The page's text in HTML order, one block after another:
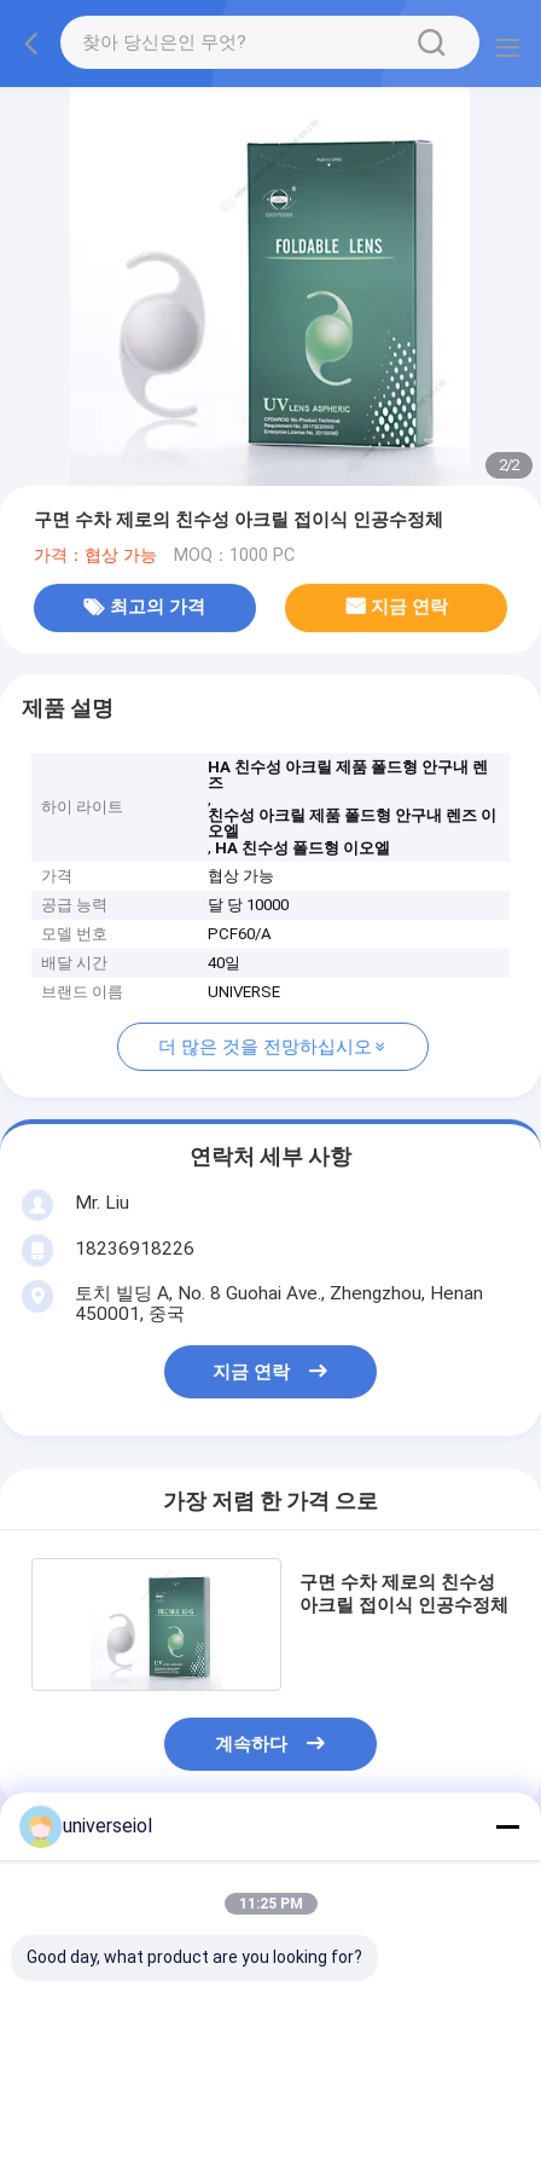
2/2
구면 수차 제로의 친수성 아크릴 접이식 인공수정체
가격：협상 가능 MOQ：1000 PC
최고의 가격 지금 연락
제품 설명
하이 라이트
HA 친수성 아크릴 제품 폴드형 안구내 렌
즈
,
친수성 아크릴 제품 폴드형 안구내 렌즈 이
오엘
, HA 친수성 폴드형 이오엘
가격
협상 가능
공급 능력
달 당 10000
모델 번호
PCF60/A
배달 시간
40일
브랜드 이름
UNIVERSE
더 많은 것을 전망하십시오
연락처 세부 사항
Mr. Liu
18236918226
토치 빌딩 A, No. 8 Guohai Ave., Zhengzhou, Henan
450001, 중국
지금 연락
가장 저렴 한 가격 으로
구면 수차 제로의 친수성
아크릴 접이식 인공수정체
계속하다
추천된 제품
universeiol
11:25 PM
Good day, what product are you looking for?